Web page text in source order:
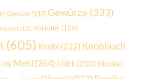
Gemüse (147) Gewürze (333)
Joghurt (121) Kartoffel (156)
(605) Knobi (222) Knoblauch
Mehl (264) Milch (210) Muskat